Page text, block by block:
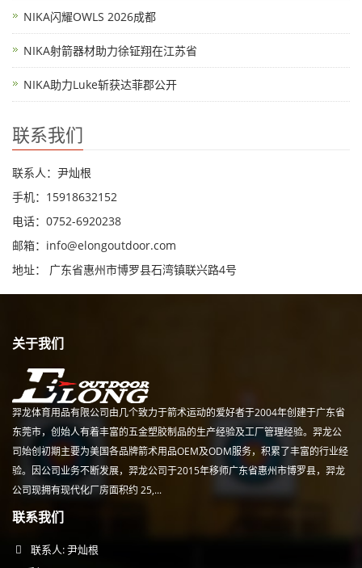
NIKA闪耀OWLS 2026成都
NIKA射箭器材助力徐钲翔在江苏省
NIKA助力Luke斩获达菲郡公开
联系我们
联系人：尹灿根
手机：15918632152
电话：0752-6920238
邮箱： info@elongoutdoor.com
地址： 广东省惠州市博罗县石湾镇联兴路4号
关于我们
羿龙体育用品有限公司由几个致力于箭术运动的爱好者于2004年创建于广东省
东莞市，创始人有着丰富的五金塑胶制品的生产经验及工厂管理经验。羿龙公
司始创初期主要为美国各品牌箭术用品OEM及ODM服务，积累了丰富的行业经
验。因公司业务不断发展，羿龙公司于2015年移师广东省惠州市博罗县，羿龙
公司现拥有现代化厂房面积约 25,...
联系我们
联系人: 尹灿根